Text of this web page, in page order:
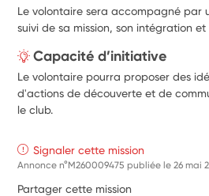
Le volontaire sera accompagné par
suivi de sa mission, son intégration
Capacité d’initiative
Le volontaire pourra proposer des
d'actions de découverte et de
le club.
Signaler cette mission
Annonce n°M260009475 publiée le26 mai
Partager cette mission